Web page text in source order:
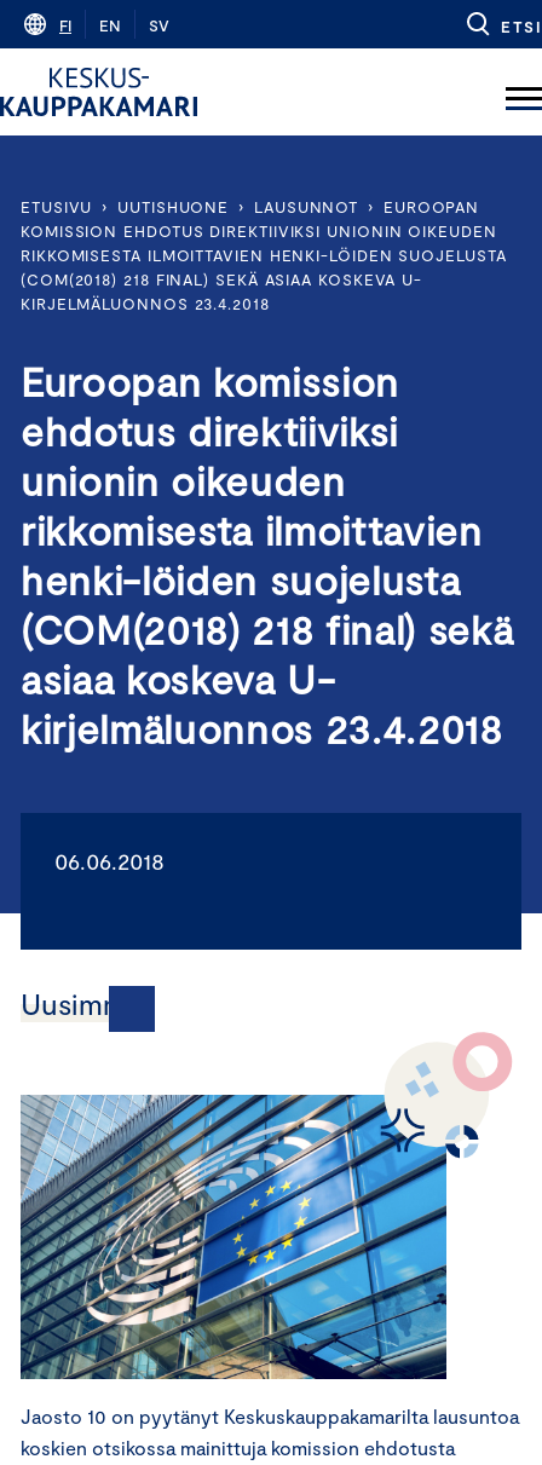
Skip
content
FI EN SV ETSI
ETUSIVU › UUTISHUONE › LAUSUNNOT ›
EUROOPAN
KOMISSION EHDOTUS DIREKTIIVIKSI UNIONIN OIKEUDEN
RIKKOMISESTA ILMOITTAVIEN HENKI-LÖIDEN SUOJELUSTA
(COM(2018) 218 FINAL) SEKÄ ASIAA KOSKEVA U-
KIRJELMÄLUONNOS 23.4.2018
Euroopan komission
ehdotus direktiiviksi
unionin oikeuden
rikkomisesta ilmoittavien
henki-löiden suojelusta
(COM(2018) 218 final) sekä
asiaa koskeva U-
kirjelmäluonnos 23.4.2018
06.06.2018
Uusimmat
Jaosto 10 on pyytänyt Keskuskauppakamarilta lausuntoa
koskien otsikossa mainittuja komission ehdotusta